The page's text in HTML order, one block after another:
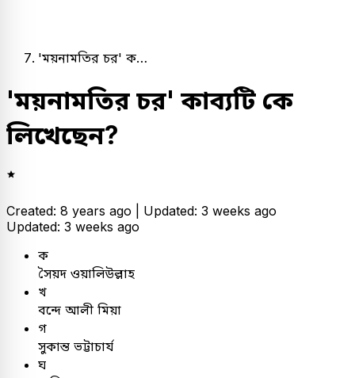
'ময়নামতির চর' ক…
'ময়নামতির চর' কাব্যটি কে
লিখেছেন?
Created: 8 years ago | Updated: 3 weeks ago
Updated: 3 weeks ago
ক
সৈয়দ ওয়ালিউল্লাহ
খ
বন্দে আলী মিয়া
গ
সুকান্ত ভট্টাচার্য
ঘ